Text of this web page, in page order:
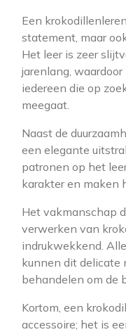
Een
statement, maar
Het leer is zeer
jarenlang,
iedereen die op
meegaat.
Naast de
een elegante
patronen op het
karakter en maken
Het vakmanschap
verwerken van
indrukwekkend.
kunnen dit delicate
behandelen om de
Kortom, een
accessoire; het is